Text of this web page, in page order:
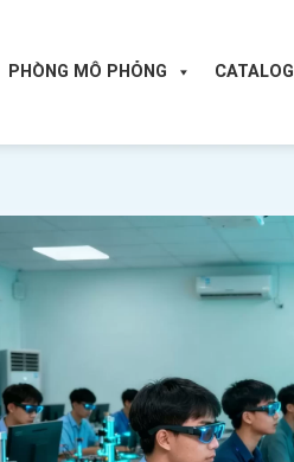
PHÒNG MÔ PHỎNG CATALOG